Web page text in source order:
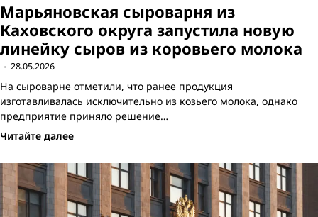
Марьяновская сыроварня из
Каховского округа запустила новую
линейку сыров из коровьего молока
28.05.2026
На сыроварне отметили, что ранее продукция
изготавливалась исключительно из козьего молока, однако
предприятие приняло решение…
Читайте далее